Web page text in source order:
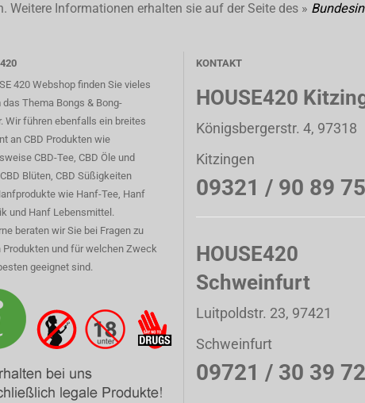
Informationen erhalten sie auf der Seite des »
420 Webshop finden Sie vieles
das Thema Bongs & Bong-
Wir führen ebenfalls ein breites
an CBD Produkten wie
CBD-Tee, CBD Öle und
Blüten, CBD Süßigkeiten
wie Hanf-Tee, Hanf
und Hanf Lebensmittel.
beraten wir Sie bei Fragen zu
Produkten und für welchen Zweck
geeignet sind.
KONTAKT
HOUSE420
Königsbergerstr. 4, 97318
Kitzingen
09321 / 90 89
HOUSE420
Schweinfurt
Luitpoldstr. 23, 97421
Schweinfurt
09721 / 30 39